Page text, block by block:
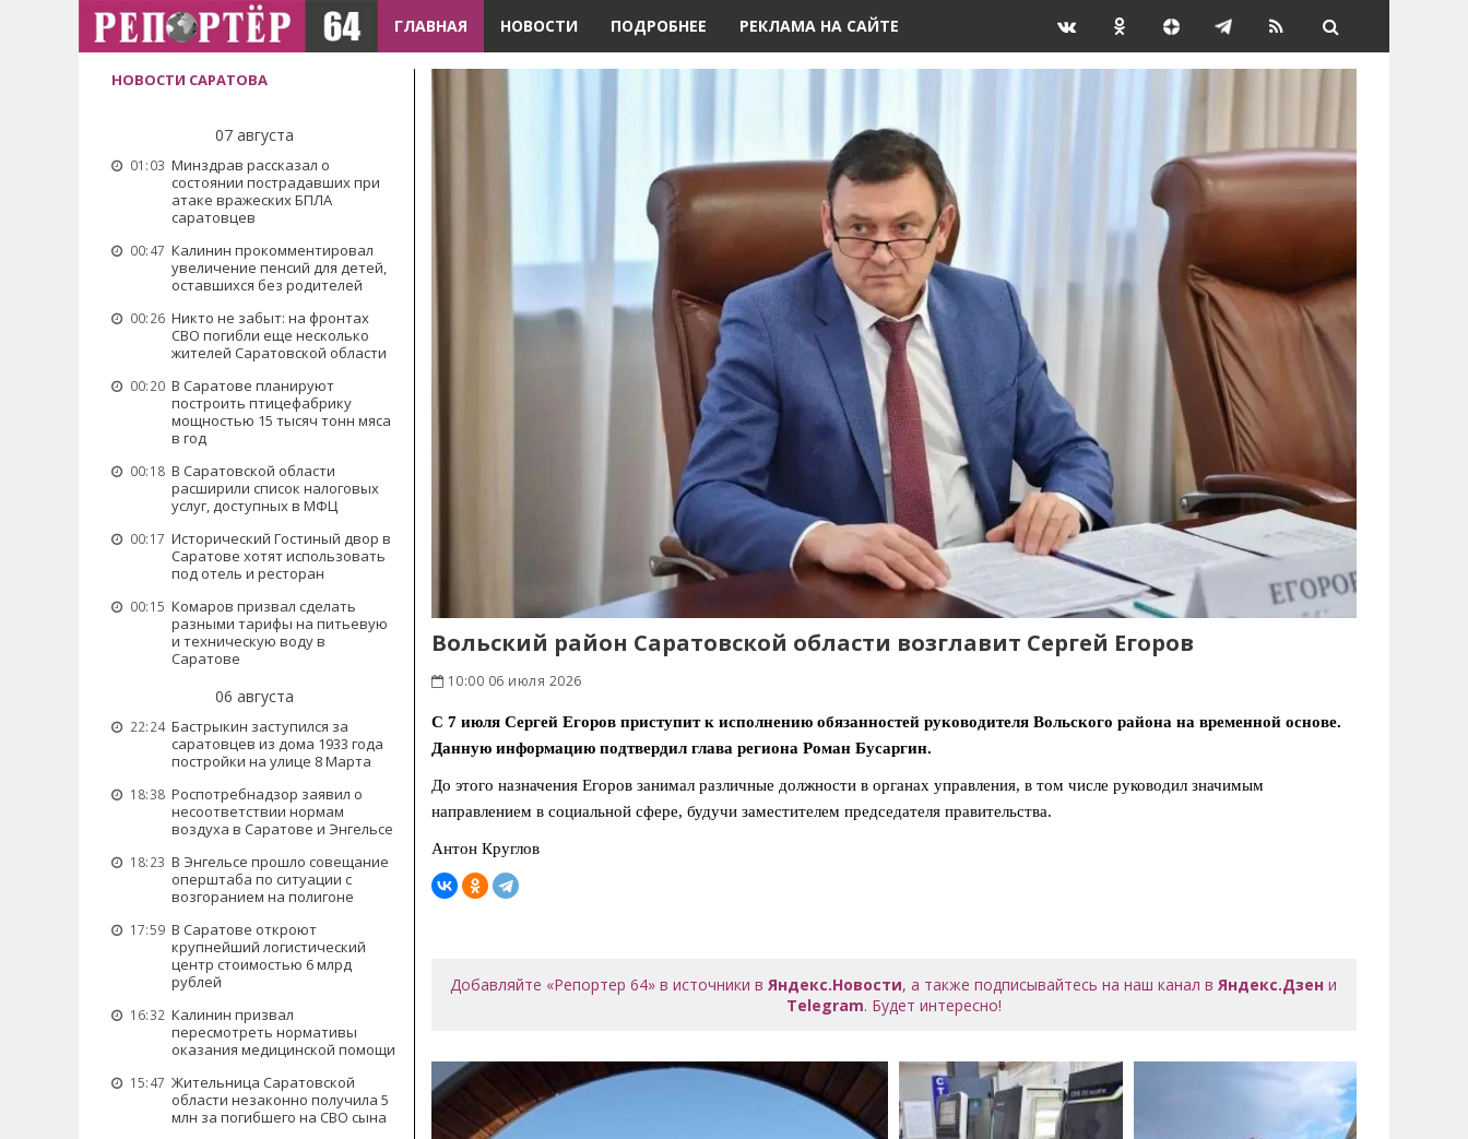
ГЛАВНАЯ НОВОСТИ ПОДРОБНЕЕ РЕКЛАМА НА САЙТЕ
НОВОСТИ САРАТОВА
07 августа
01:03 Минздрав рассказал о
состоянии пострадавших при
атаке вражеских БПЛА
саратовцев
00:47 Калинин прокомментировал
увеличение пенсий для детей,
оставшихся без родителей
00:26 Никто не забыт: на фронтах
СВО погибли еще несколько
жителей Саратовской области
00:20 В Саратове планируют
построить птицефабрику
мощностью 15 тысяч тонн мяса
в год
00:18 В Саратовской области
расширили список налоговых
услуг, доступных в МФЦ
00:17 Исторический Гостиный двор в
Саратове хотят использовать
под отель и ресторан
00:15 Комаров призвал сделать
разными тарифы на питьевую
и техническую воду в
Саратове
06 августа
22:24 Бастрыкин заступился за
саратовцев из дома 1933 года
постройки на улице 8 Марта
18:38 Роспотребнадзор заявил о
несоответствии нормам
воздуха в Саратове и Энгельсе
18:23 В Энгельсе прошло совещание
оперштаба по ситуации с
возгоранием на полигоне
17:59 В Саратове откроют
крупнейший логистический
центр стоимостью 6 млрд
рублей
16:32 Калинин призвал
пересмотреть нормативы
оказания медицинской помощи
15:47 Жительница Саратовской
области незаконно получила 5
млн за погибшего на СВО сына
Вольский район Саратовской области возглавит Сергей Егоров
10:00 06 июля 2026
С 7 июля Сергей Егоров приступит к исполнению обязанностей руководителя Вольского района на временной основе.
Данную информацию подтвердил глава региона Роман Бусаргин.
До этого назначения Егоров занимал различные должности в органах управления, в том числе руководил значимым
направлением в социальной сфере, будучи заместителем председателя правительства.
Антон Круглов
Добавляйте «Репортер 64» в источники вЯндекс.Новости, а также подписывайтесь на наш канал вЯндекс.Дзен и
Telegram. Будет интересно!